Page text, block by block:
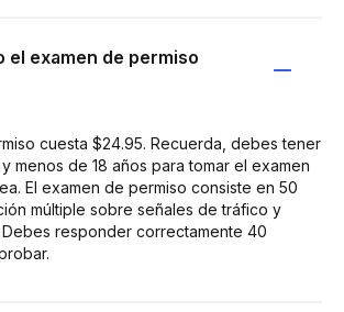
el examen de permiso
cuesta $24.95. Recuerda, debes tener
menos de 18 años para tomar el examen
El examen de permiso consiste en 50
múltiple sobre señales de tráfico y
responder correctamente 40